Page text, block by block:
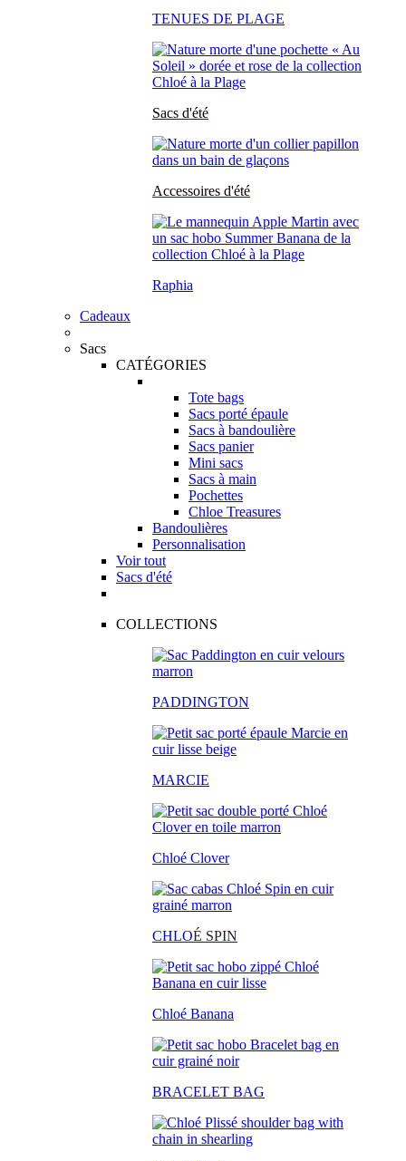
TENUES DE PLAGE
Sacs d'été
Accessoires d'été
Raphia
Cadeaux
Sacs
CATÉGORIES
Tote bags
Sacs porté épaule
Sacs à bandoulière
Sacs panier
Mini sacs
Sacs à main
Pochettes
Chloe Treasures
Bandoulières
Personnalisation
Voir tout
Sacs d'été
COLLECTIONS
PADDINGTON
MARCIE
Chloé Clover
CHLOÉ SPIN
Chloé Banana
BRACELET BAG